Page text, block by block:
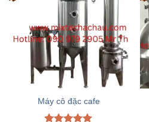
Máy cô đặc cafe